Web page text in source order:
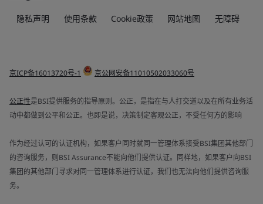
隐私声明 使用条款 Cookie政策 网站地图 无障碍
京ICP备16013720号-1 京公网安备11010502033060号
公正性是BSI提供服务的指导原则。公正，是指在与人打交道以及在所有业务活
动中都做到公平和公正。也即是说，决策制定客观公正，不受任何方的影响
作为经过认可的认证机构，如果客户同时就同一管理体系接受BSI集团其他部门
的咨询服务，则BSI Assurance不能向他们提供认证。同样地，如果客户向BSI
集团的其他部门寻求对同一管理体系进行认证，我们也无法向他们提供咨询服
务。